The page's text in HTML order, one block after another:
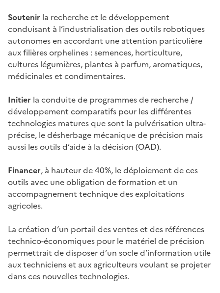
Soutenir la recherche et le développement
conduisant à l’industrialisation des outils robotiques
autonomes en accordant une attention particulière
aux filières orphelines : semences, horticulture,
cultures légumières, plantes à parfum, aromatiques,
médicinales et condimentaires.
Initier la conduite de programmes de recherche /
développement comparatifs pour les différentes
technologies matures que sont la pulvérisation ultra-
précise, le désherbage mécanique de précision mais
aussi les outils d’aide à la décision (OAD).
Financer, à hauteur de 40%, le déploiement de ces
outils avec une obligation de formation et un
accompagnement technique des exploitations
agricoles.
La création d’un portail des ventes et des références
technico-économiques pour le matériel de précision
permettrait de disposer d’un socle d’information utile
aux techniciens et aux agriculteurs voulant se projeter
dans ces nouvelles technologies.